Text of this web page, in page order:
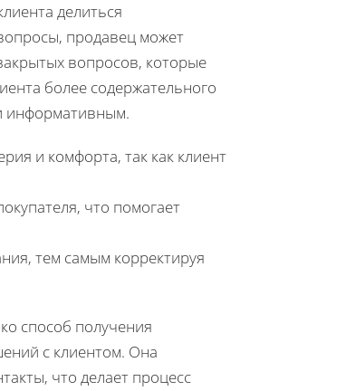
делиться
продавец может
вопросов, которые
более содержательного
информативным.
и комфорта, так как клиент
что помогает
тем самым корректируя
способ получения
с клиентом. Она
что делает процесс